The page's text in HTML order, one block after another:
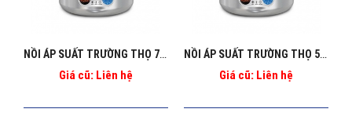
NỒI ÁP SUẤT TRƯỜNG THỌ 7L BA_126
Giá cũ: Liên hệ
NỒI ÁP SUẤT TRƯỜNG THỌ 5L BA_125
Giá cũ: Liên hệ